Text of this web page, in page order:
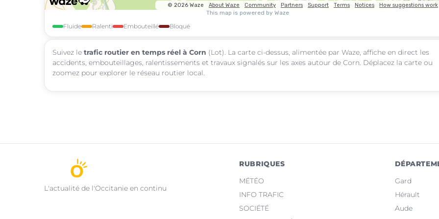
Fluide Ralenti Embouteillé Bloqué
Suivez le trafic routier en temps réel à Corn (Lot). La carte ci-dessus, alimentée par Waze, affiche en direct les
accidents, embouteillages, ralentissements et travaux signalés sur les axes autour de Corn. Déplacez la carte ou
zoomez pour explorer le réseau routier local.
L'actualité de l'Occitanie en continu
RUBRIQUES
MÉTÉO
INFO TRAFIC
SOCIÉTÉ
Gard
Hérault
Aude